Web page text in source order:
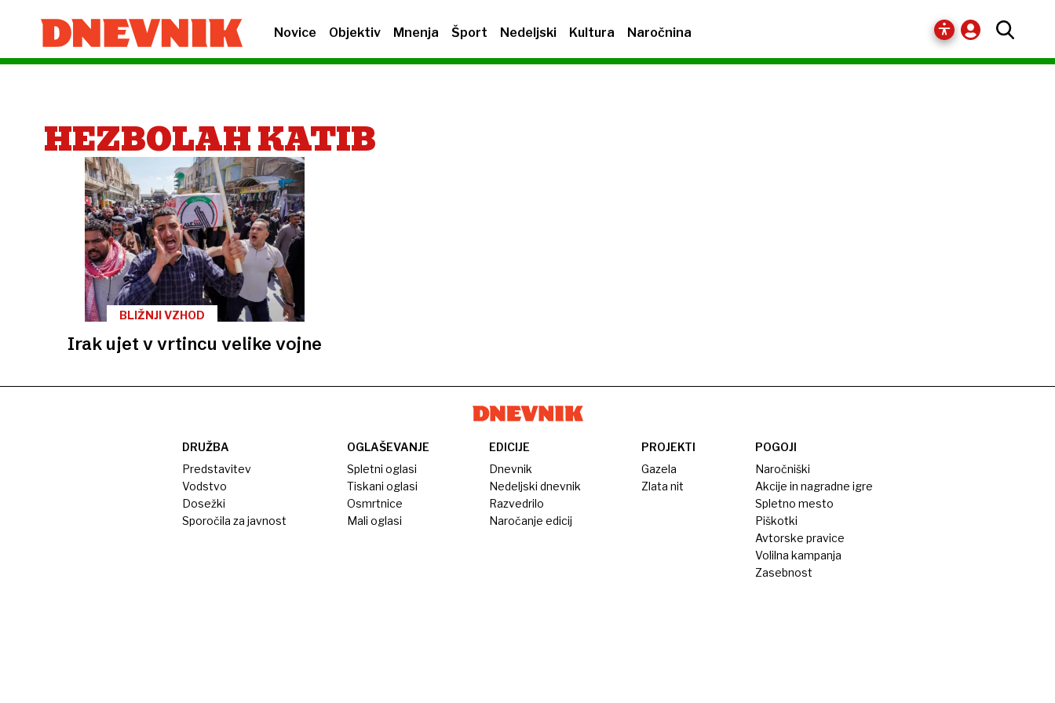
Novice Objektiv Mnenja Šport Nedeljski Kultura Naročnina
HEZBOLAH KATIB
BLIŽNJI VZHOD
Irak ujet v vrtincu velike vojne
DRUŽBA
Predstavitev
Vodstvo
Dosežki
Sporočila za javnost
OGLAŠEVANJE
Spletni oglasi
Tiskani oglasi
Osmrtnice
Mali oglasi
EDICIJE
Dnevnik
Nedeljski dnevnik
Razvedrilo
Naročanje edicij
PROJEKTI
Gazela
Zlata nit
POGOJI
Naročniški
Akcije in nagradne igre
Spletno mesto
Piškotki
Avtorske pravice
Volilna kampanja
Zasebnost